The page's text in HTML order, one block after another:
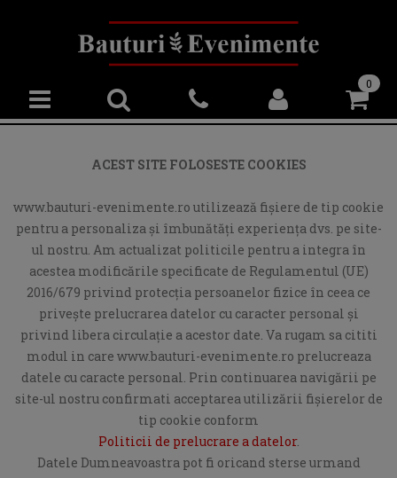
0
ACEST SITE FOLOSESTE COOKIES
www.bauturi-evenimente.ro utilizează fişiere de tip cookie
pentru a personaliza și îmbunătăți experiența dvs. pe site-
ul nostru. Am actualizat politicile pentru a integra în
acestea modificările specificate de Regulamentul (UE)
2016/679 privind protecția persoanelor fizice în ceea ce
privește prelucrarea datelor cu caracter personal și
privind libera circulație a acestor date. Va rugam sa cititi
modul in care www.bauturi-evenimente.ro prelucreaza
datele cu caracte personal. Prin continuarea navigării pe
site-ul nostru confirmati acceptarea utilizării fişierelor de
tip cookie conform
Politicii de prelucrare a datelor.
Datele Dumneavoastra pot fi oricand sterse urmand